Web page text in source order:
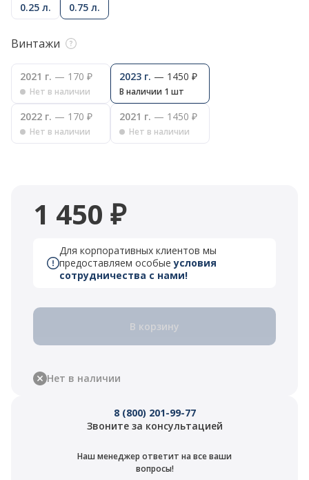
0.25 л. 0.75 л.
Винтажи
2021 г. — 170 ₽
Нет в наличии
2023 г. — 1450 ₽
В наличии 1 шт
2022 г. — 170 ₽
Нет в наличии
2021 г. — 1450 ₽
Нет в наличии
1 450 ₽
Для корпоративных клиентов мы
предоставляем особыеусловия
сотрудничества с нами!
В корзину
Нет в наличии
8 (800) 201-99-77
Звоните за консультацией
Наш менеджер ответит на все ваши
вопросы!